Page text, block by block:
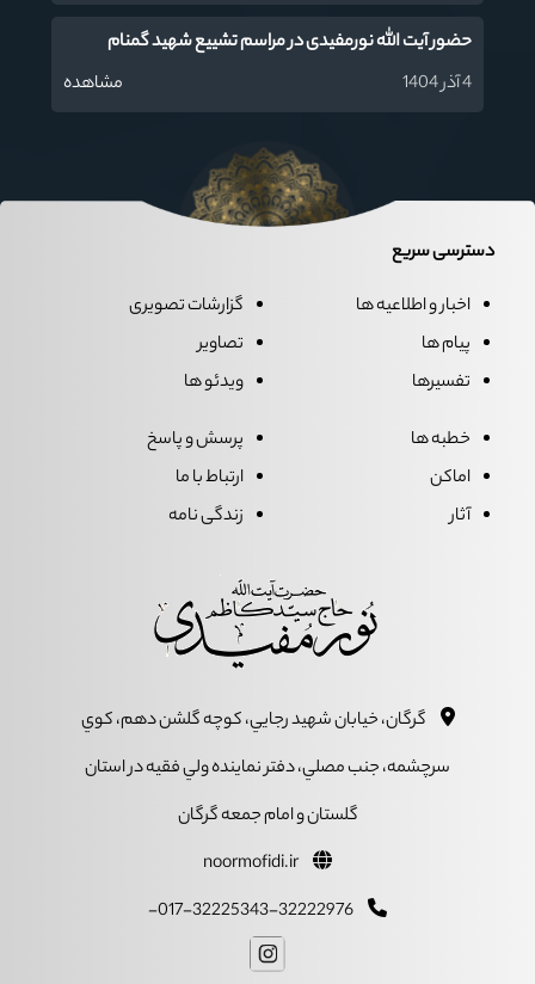
حضور آیت الله نورمفیدی در مراسم تشییع شهید گمنام
4 آذر 1404
مشاهده
دسترسی سریع
اخبار و اطلاعیه ها
پیام ها
تفسیرها
گزارشات تصویری
تصاویر
ویدئو ها
خطبه ها
اماکن
آثار
پرسش و پاسخ
ارتباط با ما
زندگی نامه
گرگان، خيابان شهيد رجايي، کوچه گلشن دهم، کوي
سرچشمه، جنب مصلي، دفتر نماينده ولي فقيه در استان
گلستان و امام جمعه گرگان